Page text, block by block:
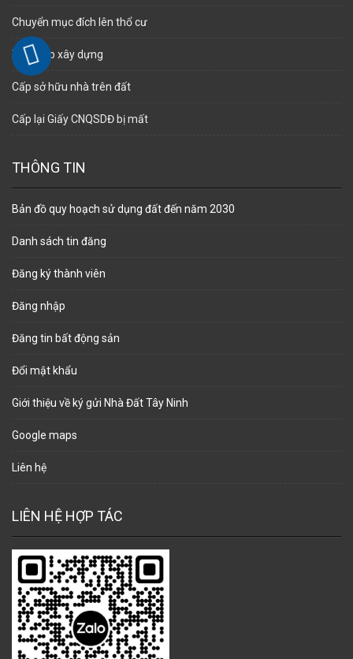
Chuyển mục đích lên thổ cư
Xin phép xây dựng
Cấp sở hữu nhà trên đất
Cấp lại Giấy CNQSDĐ bị mất
THÔNG TIN
Bản đồ quy hoạch sử dụng đất đến năm 2030
Danh sách tin đăng
Đăng ký thành viên
Đăng nhập
Đăng tin bất động sản
Đổi mật khẩu
Giới thiệu về ký gửi Nhà Đất Tây Ninh
Google maps
Liên hệ
LIÊN HỆ HỢP TÁC